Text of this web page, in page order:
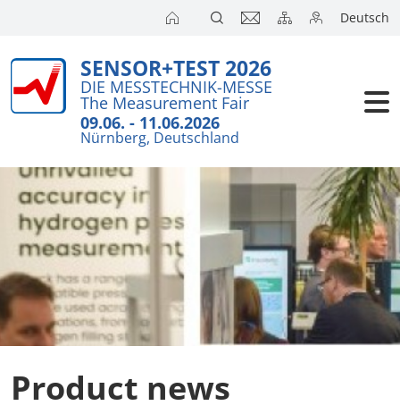
Deutsch
SENSOR+TEST 2026
DIE MESSTECHNIK-MESSE
The Measurement Fair
09.06. - 11.06.2026
Nürnberg, Deutschland
Product news
Exhibition
SENSOR
SENSOR
Exhibitors
Visitors
Press